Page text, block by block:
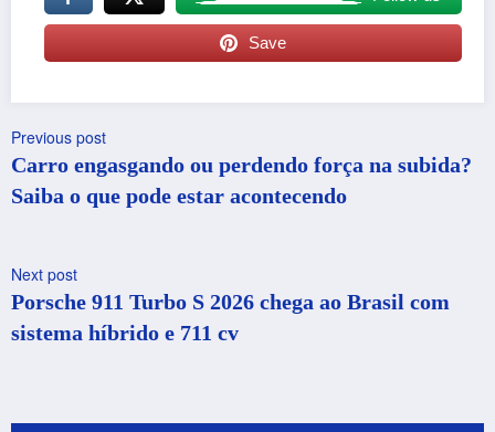
Save
Previous post
Carro engasgando ou perdendo força na subida?
Saiba o que pode estar acontecendo
Next post
Porsche 911 Turbo S 2026 chega ao Brasil com
sistema híbrido e 711 cv